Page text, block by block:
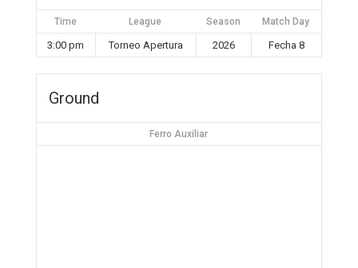
Time League Season Match Day
3:00 pm Torneo Apertura 2026 Fecha 8
Ground
Ferro Auxiliar